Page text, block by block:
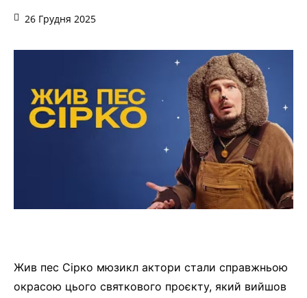
26 Грудня 2025
Жив пес Сірко мюзикл актори стали справжньою
окрасою цього святкового проєкту, який вийшов